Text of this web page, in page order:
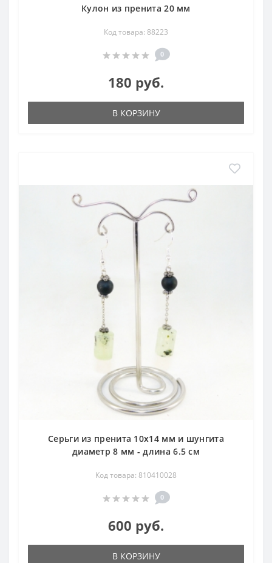
Кулон из пренита 20 мм
Код товара: 88223
0
180 руб.
В КОРЗИНУ
Серьги из пренита 10х14 мм и шунгита
диаметр 8 мм - длина 6.5 см
Код товара: 810410028
0
600 руб.
В КОРЗИНУ